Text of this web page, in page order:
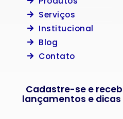
Serviços
Institucional
Blog
Contato
Cadastre-se e
lançamentos e